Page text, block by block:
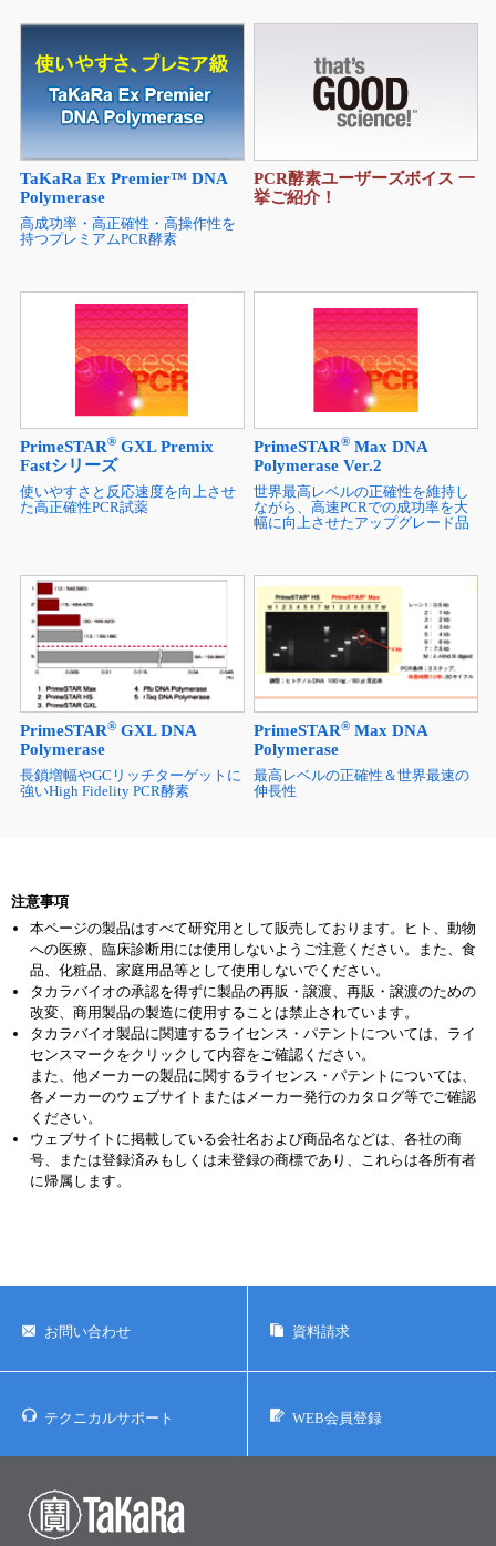
TaKaRa Ex Premier™ DNA
Polymerase
高成功率・高正確性・高操作性を
持つプレミアムPCR酵素
PCR酵素ユーザーズボイス 一
挙ご紹介！
PrimeSTAR®GXL Premix
Fastシリーズ
使いやすさと反応速度を向上させ
た高正確性PCR試薬
PrimeSTAR® Max DNA
Polymerase Ver.2
世界最高レベルの正確性を維持し
ながら、高速PCRでの成功率を大
幅に向上させたアップグレード品
PrimeSTAR®GXL DNA
Polymerase
長鎖増幅やGCリッチターゲットに
強いHigh Fidelity PCR酵素
PrimeSTAR® Max DNA
Polymerase
最高レベルの正確性＆世界最速の
伸長性
注意事項
本ページの製品はすべて研究用として販売しております。ヒト、動物
への医療、臨床診断用には使用しないようご注意ください。また、食
品、化粧品、家庭用品等として使用しないでください。
タカラバイオの承認を得ずに製品の再販・譲渡、再販・譲渡のための
改変、商用製品の製造に使用することは禁止されています。
タカラバイオ製品に関連するライセンス・パテントについては、ライ
センスマークをクリックして内容をご確認ください。
また、他メーカーの製品に関するライセンス・パテントについては、
各メーカーのウェブサイトまたはメーカー発行のカタログ等でご確認
ください。
ウェブサイトに掲載している会社名および商品名などは、各社の商
号、または登録済みもしくは未登録の商標であり、これらは各所有者
に帰属します。
お問い合わせ 資料請求
テクニカルサポート WEB会員登録